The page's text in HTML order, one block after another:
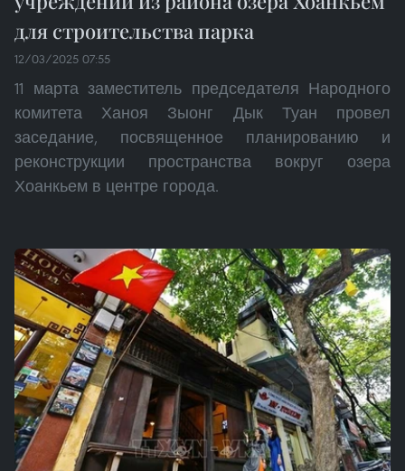
для строительства парка
12/03/2025 07:55
11 марта заместитель председателя Народного
комитета Ханоя Зыонг Дык Туан провел
заседание, посвященное планированию и
реконструкции пространства вокруг озера
Хоанкьем в центре города.